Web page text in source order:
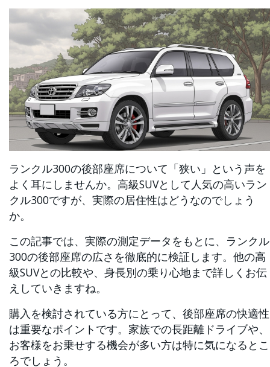
ランクル300の後部座席について「狭い」という声を
よく耳にしませんか。高級SUVとして人気の高いラン
クル300ですが、実際の居住性はどうなのでしょう
か。
この記事では、実際の測定データをもとに、ランクル
300の後部座席の広さを徹底的に検証します。他の高
級SUVとの比較や、身長別の乗り心地まで詳しくお伝
えしていきますね。
購入を検討されている方にとって、後部座席の快適性
は重要なポイントです。家族での長距離ドライブや、
お客様をお乗せする機会が多い方は特に気になるとこ
ろでしょう。